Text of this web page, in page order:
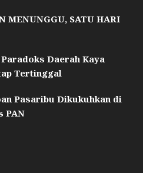
MENUNGGU, SATU HARI
Daerah Kaya
Tertinggal
Pasaribu Dikukuhkan di
PAN